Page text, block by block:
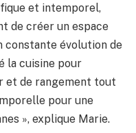
et intemporel,
de créer un espace
constante évolution de
la cuisine pour
et de rangement tout
pour une
», explique Marie.